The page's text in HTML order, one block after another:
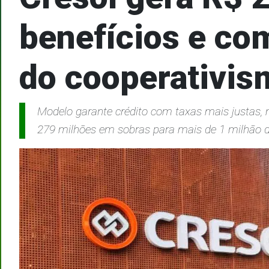
benefícios e
do
Modelo garante crédito com taxas mais justas,
279 milhões em sobras para mais de 1 milhão